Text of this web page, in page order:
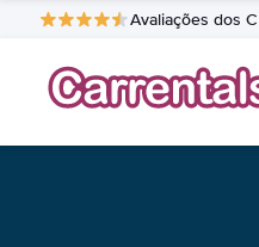
Avaliações dos